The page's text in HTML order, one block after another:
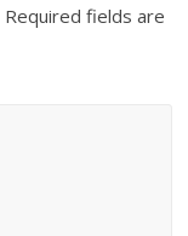
Required fields are